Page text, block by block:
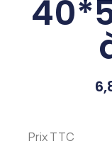
Prix TTC